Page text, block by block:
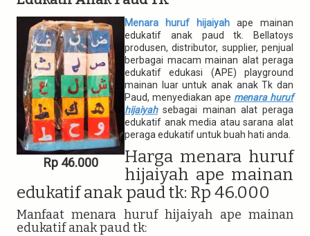
t
i
o
Rp 46.000
Menara huruf hijaiyah ape mainan
edukatif anak paud tk. Bellatoys
produsen, distributor, supplier, penjual
berbagai macam mainan alat peraga
edukatif edukasi (APE) playground
mainan luar untuk anak anak Tk dan
Paud, menyediakan ape menara huruf
hijaiyahsebagai mainan alat peraga
edukatif anak media atau sarana alat
peraga edukatif untuk buah hati anda.
Harga menara huruf
hijaiyah ape mainan
edukatif anak paud tk: Rp 46.000
Manfaat menara huruf hijaiyah ape mainan
edukatif anak paud tk: